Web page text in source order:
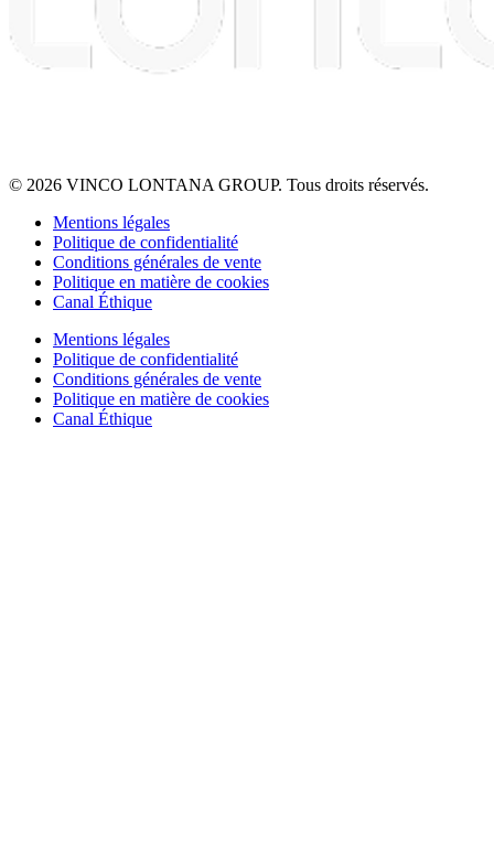
© 2026 VINCO LONTANA GROUP. Tous droits réservés.
Mentions légales
Politique de confidentialité
Conditions générales de vente
Politique en matière de cookies
Canal Éthique
Mentions légales
Politique de confidentialité
Conditions générales de vente
Politique en matière de cookies
Canal Éthique